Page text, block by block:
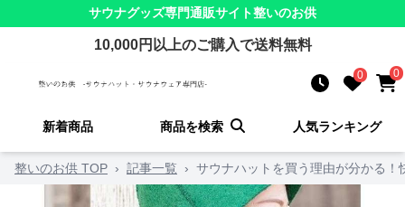
サウナグッズ専門通販サイト整いのお供
10,000円以上のご購入で送料無料
0 0
新着商品 商品を検索 人気ランキング
整いのお供 TOP › 記事一覧 › サウナハットを買う理由が分かる